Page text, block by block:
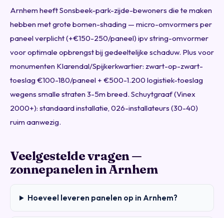
Arnhem heeft Sonsbeek-park-zijde-bewoners die te maken
hebben met grote bomen-shading — micro-omvormers per
paneel verplicht (+€150-250/paneel) ipv string-omvormer
voor optimale opbrengst bij gedeeltelijke schaduw. Plus voor
monumenten Klarendal/Spijkerkwartier: zwart-op-zwart-
toeslag €100-180/paneel + €500-1.200 logistiek-toeslag
wegens smalle straten 3-5m breed. Schuytgraaf (Vinex
2000+): standaard installatie, 026-installateurs (30-40)
ruim aanwezig.
Veelgestelde vragen —
zonnepanelen in Arnhem
Hoeveel leveren panelen op in Arnhem?